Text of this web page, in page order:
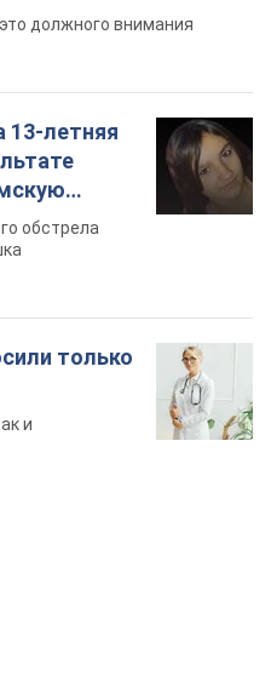
должного внимания
13-летняя
обстрела
только
и